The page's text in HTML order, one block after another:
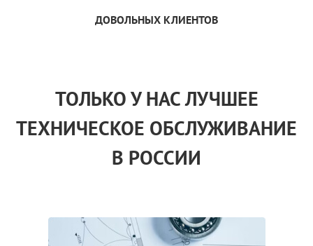
ДОВОЛЬНЫХ КЛИЕНТОВ
ТОЛЬКОУ НАСЛУЧШЕЕ
ТЕХНИЧЕСКОЕ ОБСЛУЖИВАНИЕ
В РОССИИ